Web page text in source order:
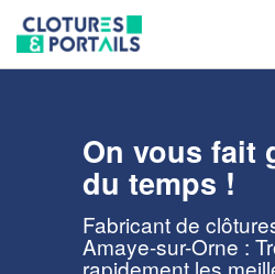
On vous fait
du temps !
Fabricant de
Amaye-sur-Orne :
rapidement les